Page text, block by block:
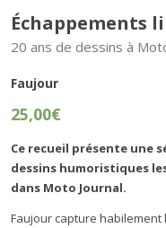
Échappements
20 ans de dessins à
Faujour
25,00€
Ce recueil présente une
dessins humoristiques
dans Moto Journal.
Faujour capture habilement